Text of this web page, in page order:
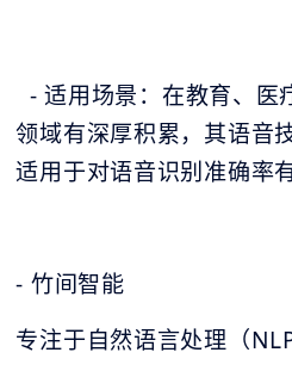
- 适用场景：在教育、医
领域有深厚积累，其语音
适用于对语音识别准确率
- 竹间智能
专注于自然语言处理（